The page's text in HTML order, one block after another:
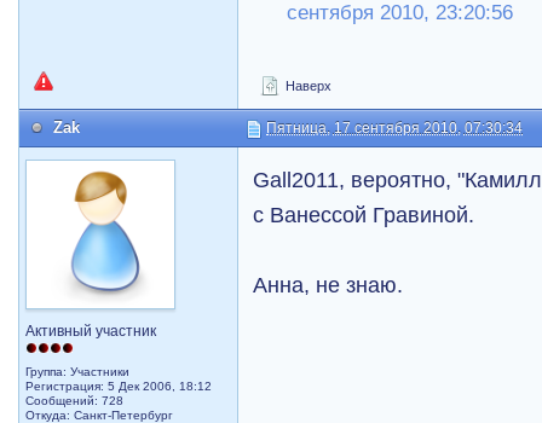
сентября 2010, 23:20:56
Наверх
Zak Пятница, 17 сентября 2010, 07:30:34
Активный участник
Группа: Участники
Регистрация: 5 Дек 2006, 18:12
Сообщений: 728
Откуда: Санкт-Петербург
Gall2011, вероятно,
с Ванессой Гравиной.
Анна, не знаю.